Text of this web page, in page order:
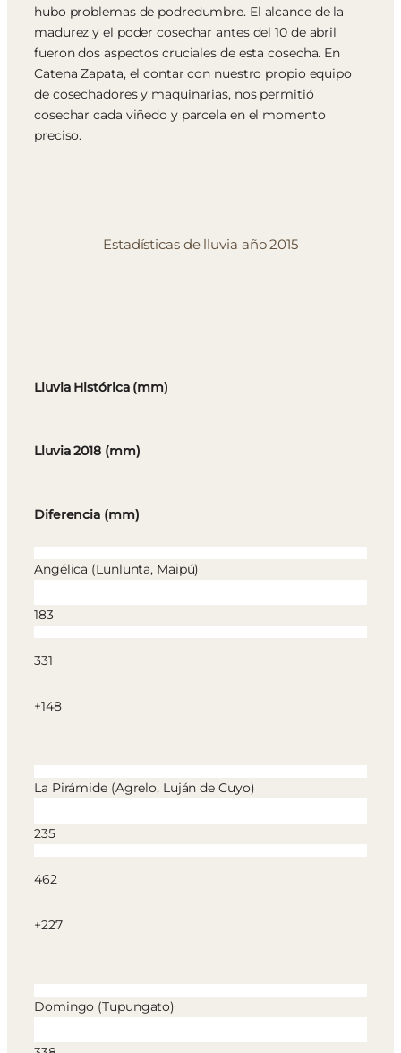
hubo problemas de podredumbre. El alcance de la
madurez y el poder cosechar antes del 10 de abril
fueron dos aspectos cruciales de esta cosecha. En
Catena Zapata, el contar con nuestro propio equipo
de cosechadores y maquinarias, nos permitió
cosechar cada viñedo y parcela en el momento
preciso.
Estadísticas de lluvia año 2015
Lluvia Histórica (mm)
Lluvia 2018 (mm)
Diferencia (mm)
Angélica (Lunlunta, Maipú)
183
331
+148
La Pirámide (Agrelo, Luján de Cuyo)
235
462
+227
Domingo (Tupungato)